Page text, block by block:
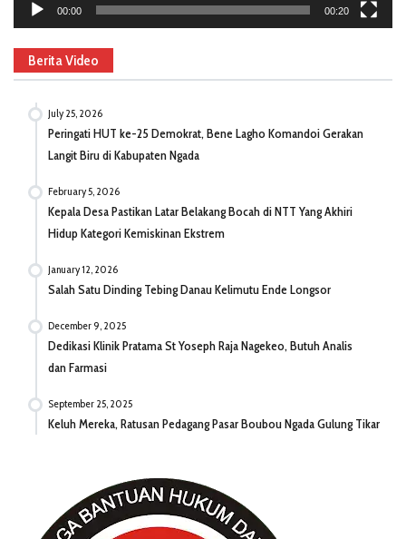
00:00 00:20
Berita Video
July 25, 2026
Peringati HUT ke-25 Demokrat, Bene Lagho Komandoi Gerakan
Langit Biru di Kabupaten Ngada
February 5, 2026
Kepala Desa Pastikan Latar Belakang Bocah di NTT Yang Akhiri
Hidup Kategori Kemiskinan Ekstrem
January 12, 2026
Salah Satu Dinding Tebing Danau Kelimutu Ende Longsor
December 9, 2025
Dedikasi Klinik Pratama St Yoseph Raja Nagekeo, Butuh Analis
dan Farmasi
September 25, 2025
Keluh Mereka, Ratusan Pedagang Pasar Boubou Ngada Gulung Tikar